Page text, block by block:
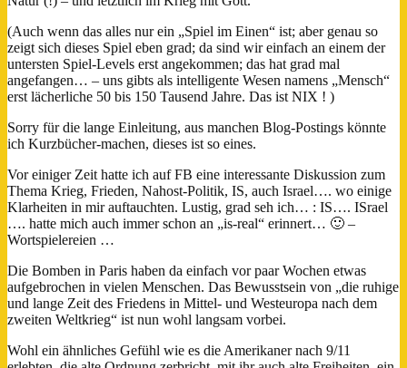
(Auch wenn das alles nur ein „Spiel im Einen“ ist; aber genau so
zeigt sich dieses Spiel eben grad; da sind wir einfach an einem der
untersten Spiel-Levels erst angekommen; das hat grad mal
angefangen… – uns gibts als intelligente Wesen namens „Mensch“
erst lächerliche 50 bis 150 Tausend Jahre. Das ist NIX ! )
Sorry für die lange Einleitung, aus manchen Blog-Postings könnte
ich Kurzbücher-machen, dieses ist so eines.
Vor einiger Zeit hatte ich auf FB eine interessante Diskussion zum
Thema Krieg, Frieden, Nahost-Politik, IS, auch Israel…. wo einige
Klarheiten in mir auftauchten. Lustig, grad seh ich… : IS…. ISrael
…. hatte mich auch immer schon an „is-real“ erinnert… 🙂 –
Wortspielereien …
Die Bomben in Paris haben da einfach vor paar Wochen etwas
aufgebrochen in vielen Menschen. Das Bewusstsein von „die ruhige
und lange Zeit des Friedens in Mittel- und Westeuropa nach dem
zweiten Weltkrieg“ ist nun wohl langsam vorbei.
Wohl ein ähnliches Gefühl wie es die Amerikaner nach 9/11